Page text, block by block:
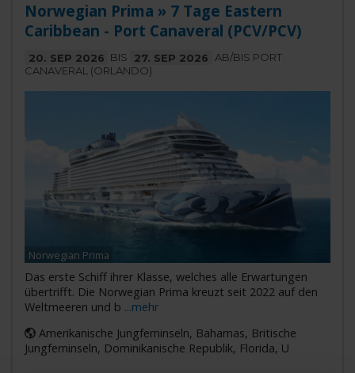
Norwegian Prima » 7 Tage Eastern
Caribbean - Port Canaveral (PCV/PCV)
20. SEP 2026 BIS 27. SEP 2026
AB/BIS PORT
CANAVERAL (ORLANDO)
Norwegian Prima
Das erste Schiff ihrer Klasse, welches alle Erwartungen
übertrifft. Die Norwegian Prima kreuzt seit 2022 auf den
Weltmeeren und b ...mehr
Amerikanische Jungferninseln, Bahamas, Britische
Jungferninseln, Dominikanische Republik, Florida, U